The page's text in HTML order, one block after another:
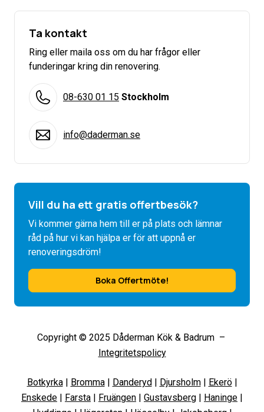
Ta kontakt
Ring eller maila oss om du har frågor eller
funderingar kring din renovering.
08-630 01 15 Stockholm
info@daderman.se
Vill du ha ett gratis offertbesök?
Vi kommer gärna hem till er på plats och lämnar
råd på hur vi kan hjälpa er för att uppnå er
renoveringsdröm!
Boka Offertmöte!
Copyright © 2025 Dåderman Kök & Badrum –
Integritetspolicy
Botkyrka| Bromma| Danderyd Djursholm| Ekerö|
Enskede
Farsta Fruängen Gustavsberg Haninge